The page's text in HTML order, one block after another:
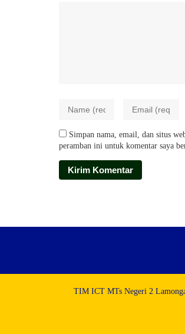
Simpan nama, email, dan situs
peramban ini untuk komentar saya
TIM ICT MTs Negeri 2